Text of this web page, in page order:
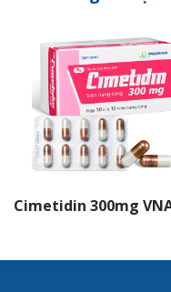
LANSOPRAZOL
Cimetidin 300mg